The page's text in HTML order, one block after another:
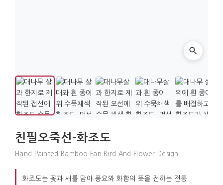
친필오죽선-화조도
Hand Painted Bamboo Fan Bird And Flower Design
화조도는 꽃과 새를 담아 풍요와 화합의 뜻을 전하는 전통